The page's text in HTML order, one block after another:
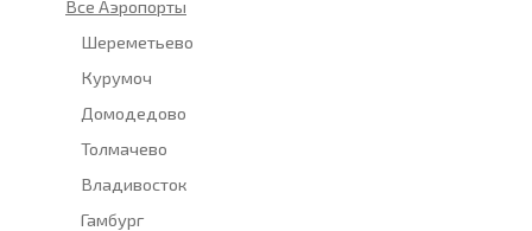
Все Аэропорты
Шереметьево
Курумоч
Домодедово
Толмачево
Владивосток
Гамбург